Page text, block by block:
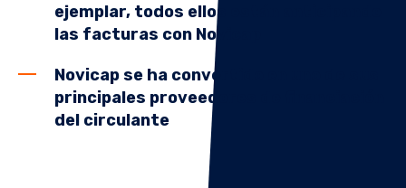
ejemplar, todos ellos están anticipando
las facturas con Novicap
Novicap se ha convertido en uno de sus
principales proveedores de financiación
del circulante